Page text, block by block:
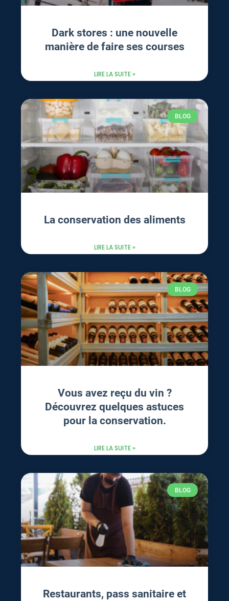
Dark stores : une nouvelle
manière de faire ses courses
LIRE LA SUITE »
BLOG
La conservation des aliments
LIRE LA SUITE »
BLOG
Vous avez reçu du vin ?
Découvrez quelques astuces
pour la conservation.
LIRE LA SUITE »
BLOG
Restaurants, pass sanitaire et